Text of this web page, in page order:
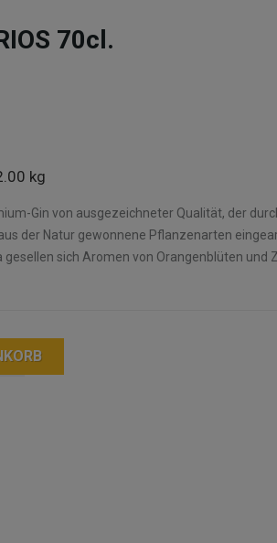
70cl.
kg
Gin von ausgezeichneter Qualität, der
der Natur gewonnene Pflanzenarten
sich Aromen von Orangenblüten und